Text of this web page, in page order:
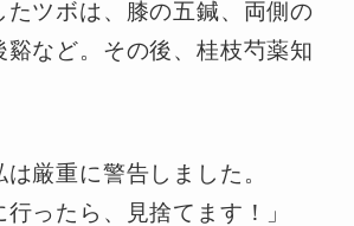
たツボは、膝の五鍼、両側の
谿など。その後、桂枝芍薬知
厳重に警告しました。
行ったら、見捨てます！」